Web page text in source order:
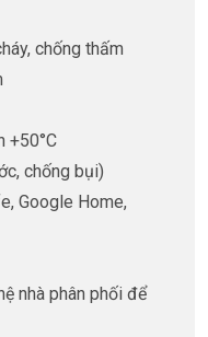
chống thấm
+50°C
chống bụi)
Google Home,
nhà phân phối để